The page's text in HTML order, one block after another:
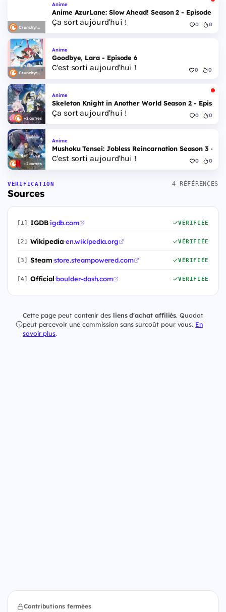
Crunchyroll
Anime
Anime AzurLane: Slow Ahead! Season 2 - Episode 6
Ça sort aujourd'hui ! 0 0
Crunchyroll
Anime
Goodbye, Lara - Episode 6
C'est sorti aujourd'hui ! 0 0
+2 autres
Anime
Skeleton Knight in Another World Season 2 - Episode
Ça sort aujourd'hui ! 0 0
+2 autres
Anime
Mushoku Tensei: Jobless Reincarnation Season 3 -
C'est sorti aujourd'hui ! 0 0
VÉRIFICATION
Sources
4 RÉFÉRENCES
[1] IGDB·igdb.com VÉRIFIÉE
[2] Wikipedia·en.wikipedia.org VÉRIFIÉE
[3] Steam·store.steampowered.com VÉRIFIÉE
[4] Official·boulder-dash.com VÉRIFIÉE
Cette page peut contenir des liens d'achat affiliés. Quodat
peut percevoir une commission sans surcoût pour vous. En
savoir plus.
Contributions fermées